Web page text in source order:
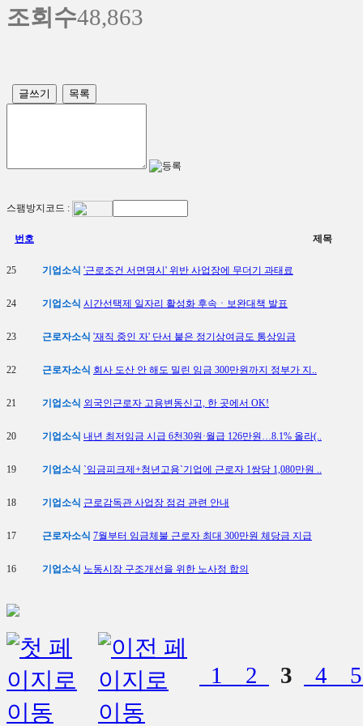
조회수48,863
글쓰기 목록
스팸방지코드 :
번호 제목
25 기업소식 '근로조건 서면명시' 위반 사업장에 무더기 과태료
24 기업소식 시간선택제 일자리 활성화 후속ㆍ보완대책 발표
23 근로자소식 '재직 중인 자' 단서 붙은 정기상여금도 통상임금
22 근로자소식 회사 도산 안 해도 밀린 임금 300만원까지 정부가 지..
21 기업소식 외국인근로자 고용변동신고, 한 곳에서 OK!
20 기업소식 내년 최저임금 시급 6천30원·월급 126만원…8.1% 올라(..
19 기업소식 `임금피크제+청년고용`기업에 근로자 1쌍당 1,080만원 ..
18 기업소식 근로감독관 사업장 점검 관련 안내
17 근로자소식 7월부터 임금체불 근로자 최대 300만원 체당금 지급
16 기업소식 노동시장 구조개선을 위한 노사정 합의
1 2 3 4